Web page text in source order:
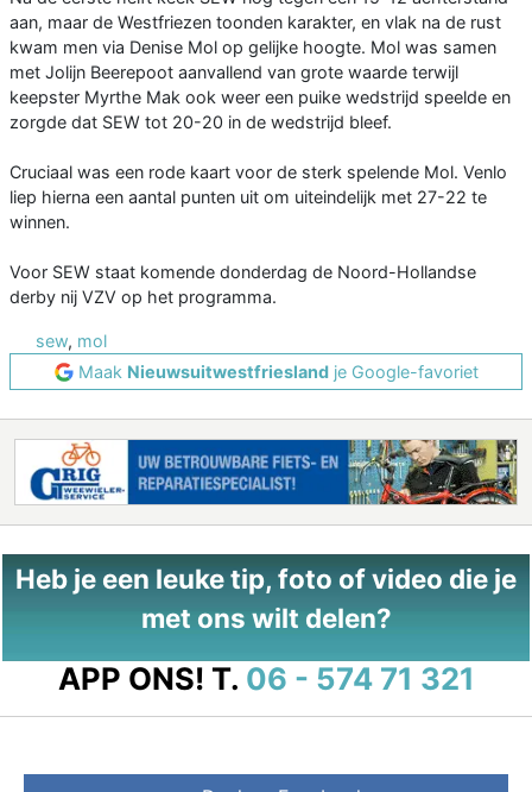
aan, maar de Westfriezen toonden karakter, en vlak na de rust
kwam men via Denise Mol op gelijke hoogte. Mol was samen
met Jolijn Beerepoot aanvallend van grote waarde terwijl
keepster Myrthe Mak ook weer een puike wedstrijd speelde en
zorgde dat SEW tot 20-20 in de wedstrijd bleef.
Cruciaal was een rode kaart voor de sterk spelende Mol. Venlo
liep hierna een aantal punten uit om uiteindelijk met 27-22 te
winnen.
Voor SEW staat komende donderdag de Noord-Hollandse
derby nij VZV op het programma.
sew, mol
Maak Nieuwsuitwestfrieslandje Google-favoriet
Heb je een leuke tip, foto of video die je
met ons wilt delen?
APP ONS! T. 06 - 574 71 321